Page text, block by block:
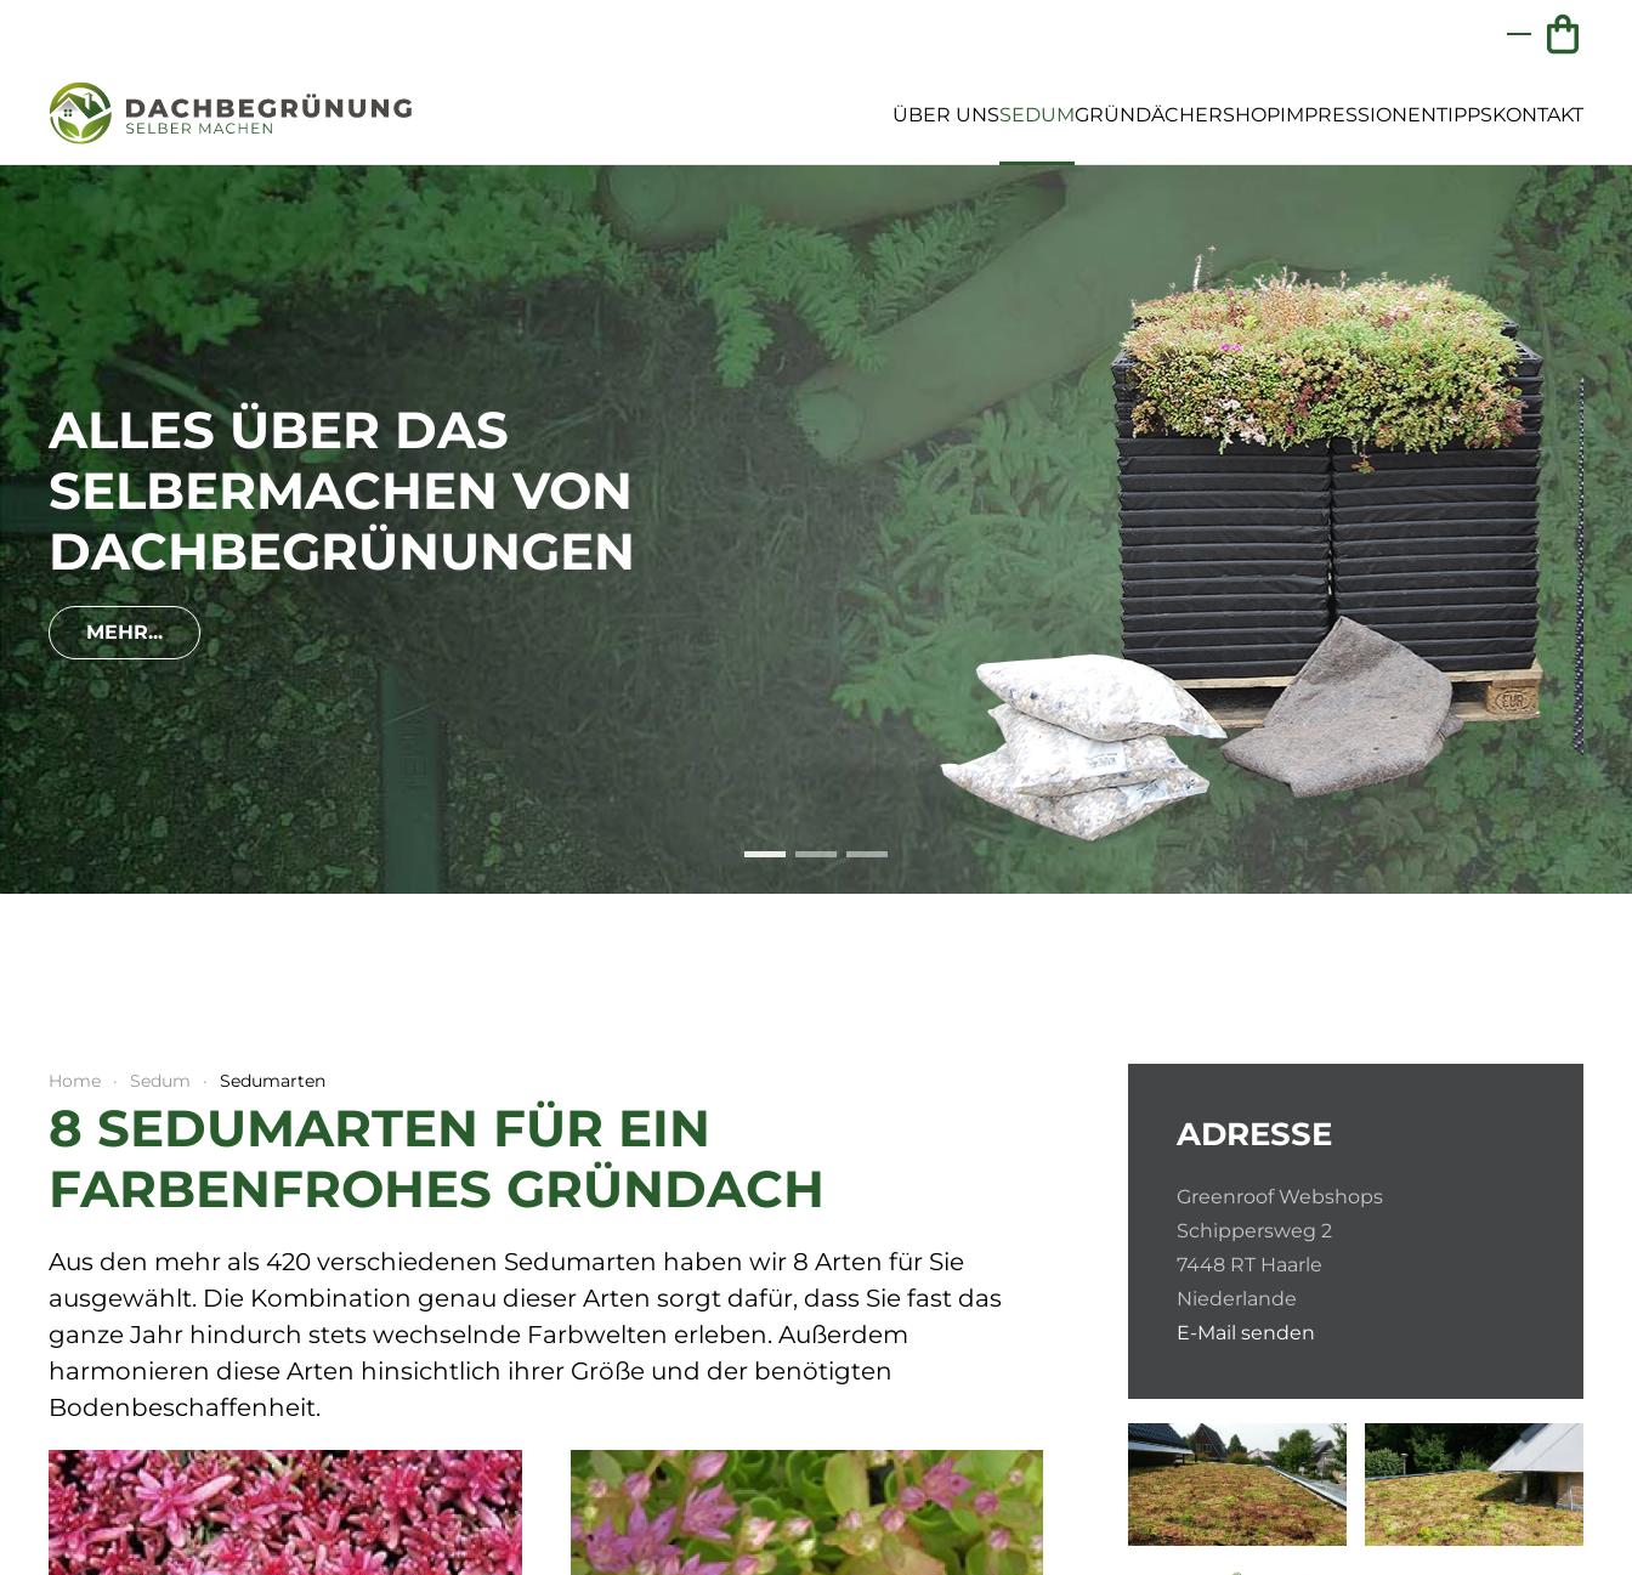
ÜBER UNSSEDUMGRÜNDÄCHERSHOPIMPRESSIONENTIPPSKONTAKT
Alles über das selbermachen von dachbegrünungen
Gründächer einfach und schnell selber anlegen
So machen sie aus ihrem flachdach ein farbenfrohes gründach
Home Sedum Sedumarten
8 SEDUMARTEN FÜR EIN
FARBENFROHES GRÜNDACH
Aus den mehr als 420 verschiedenen Sedumarten haben wir 8 Arten für Sie
ausgewählt. Die Kombination genau dieser Arten sorgt dafür, dass Sie fast das
ganze Jahr hindurch stets wechselnde Farbwelten erleben. Außerdem
harmonieren diese Arten hinsichtlich ihrer Größe und der benötigten
Bodenbeschaffenheit.
ADRESSE
Greenroof Webshops
Schippersweg 2
7448 RT Haarle
Niederlande
E-Mail senden